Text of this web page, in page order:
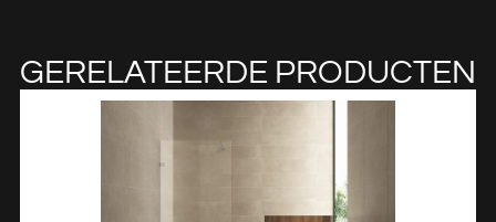
GERELATEERDE PRODUCTEN